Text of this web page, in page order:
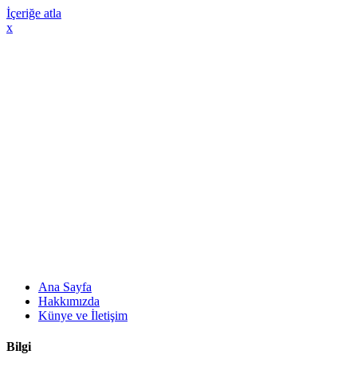
İçeriğe atla
x
Ana Sayfa
Hakkımızda
Künye ve İletişim
Bilgi